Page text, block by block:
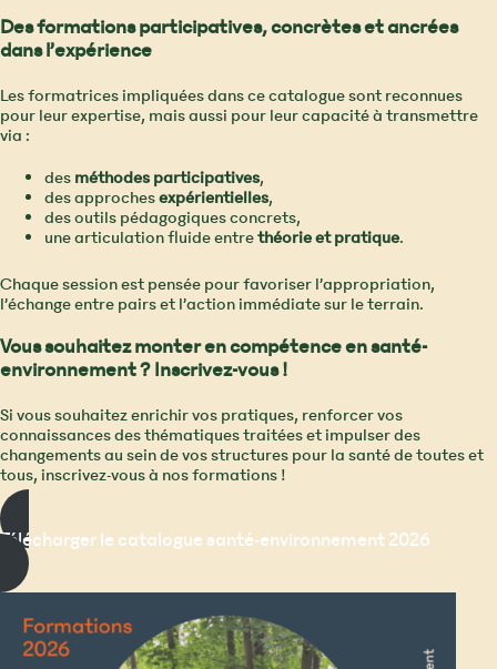
Des formations participatives, concrètes et ancrées
dans l’expérience
Les formatrices impliquées dans ce catalogue sont reconnues
pour leur expertise, mais aussi pour leur capacité à transmettre
via :
desméthodes participatives,
des approchesexpérientielles,
des outils pédagogiques concrets,
une articulation fluide entrethéorie et pratique.
Chaque session est pensée pour favoriser l’appropriation,
l’échange entre pairs et l’action immédiate sur le terrain.
Vous souhaitez monter en compétence en santé-
environnement ? Inscrivez-vous !
Si vous souhaitez enrichir vos pratiques, renforcer vos
connaissances des thématiques traitées et impulser des
changements au sein de vos structures pour la santé de toutes et
tous, inscrivez-vous à nos formations !
Télécharger le catalogue santé-environnement 2026